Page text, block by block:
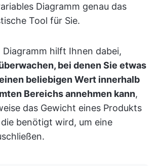
Diagramm genau das
Tool für Sie.
Diagramm hilft Ihnen dabei,
bei denen Sie etwas
beliebigen Wert innerhalb
Bereichs annehmen kann,
das Gewicht eines Produkts
benötigt wird, um eine